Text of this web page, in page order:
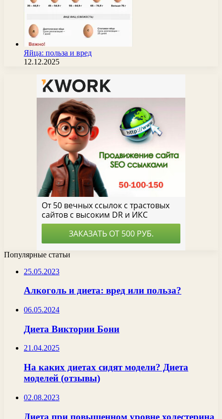
Яйца: польза и вред
12.12.2025
Популярные статьи
25.05.2023
Алкоголь и диета: вред или польза?
06.05.2024
Диета Виктории Бони
21.04.2025
На каких диетах сидят модели? Диета
моделей (отзывы)
02.08.2023
Диета при повышенном уровне холестерина